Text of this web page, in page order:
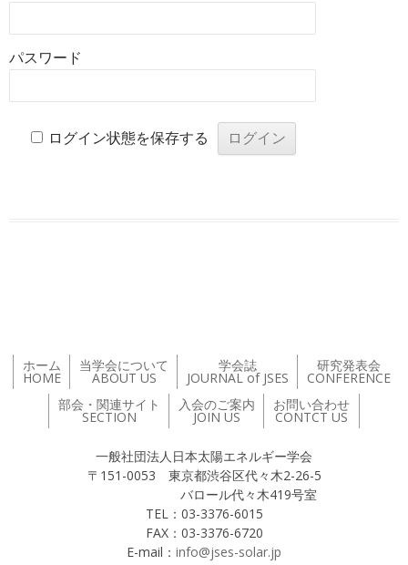
パスワード
ログイン状態を保存する
ホーム
HOME
当学会について
ABOUT US
学会誌
JOURNAL of JSES
研究発表会
CONFERENCE
部会・関連サイト
SECTION
入会のご案内
JOIN US
お問い合わせ
CONTCT US
一般社団法人日本太陽エネルギー学会
〒151-0053 東京都渋谷区代々木2-26-5
バロール代々木419号室
TEL：03-3376-6015
FAX：03-3376-6720
E-mail： info@jses-solar.jp